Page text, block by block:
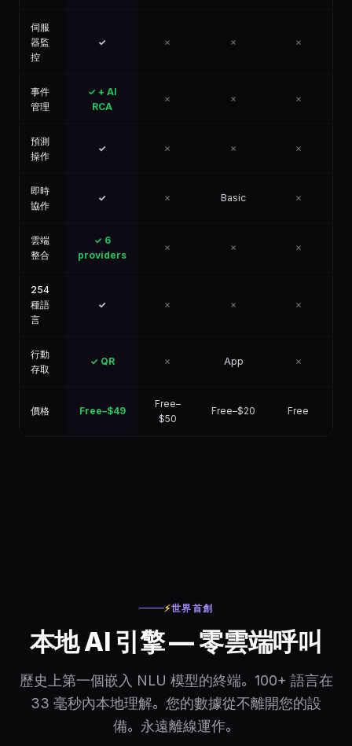
伺服
器監
控
✓ ✗ ✗ ✗
事件
管理
✓ + AI
RCA
✗ ✗ ✗
預測
操作
✓ ✗ ✗ ✗
即時
協作
✓ ✗ Basic ✗
雲端
整合
✓ 6
providers
✗ ✗ ✗
254
種語
言
✓ ✗ ✗ ✗
行動
存取
✓ QR ✗ App ✗
價格 Free–$49
Free–
$50
Free–$20 Free
⚡世界首創
本地 AI 引擎 — 零雲端呼叫
歷史上第一個嵌入 NLU 模型的終端。100+ 語言在
33 毫秒內本地理解。您的數據從不離開您的設
備。永遠離線運作。